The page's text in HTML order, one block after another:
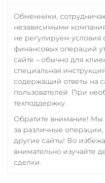
Обменники,
независимыми
не регулируем условия
финансовых операций
сайте – обычно для
специальная
содержащий ответы на
пользователей. При
техподдержку.
Обратите внимание! Мы
за различные
другие сайты! Во
внимательно изучайте
сделки.